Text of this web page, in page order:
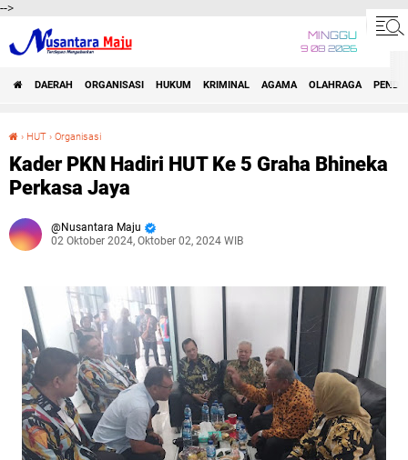
-->
MINGGU
9 08 2026
DAERAH ORGANISASI HUKUM KRIMINAL AGAMA OLAHRAGA
› HUT › Organisasi
Kader PKN Hadiri HUT Ke 5 Graha Bhineka
Perkasa Jaya
Nusantara Maju
02 Oktober 2024, Oktober 02, 2024 WIB